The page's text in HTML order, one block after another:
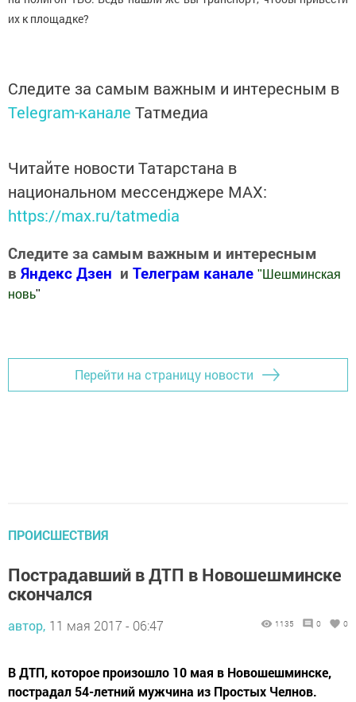
их к площадке?
Следите за самым важным и интересным в
Telegram-канале Татмедиа
Читайте новости Татарстана в
национальном мессенджере MАХ:
https://max.ru/tatmedia
Следите за самым важным и интересным
в Яндекс Дзен и Телеграм канале " Шешминская
новь"
Перейти на страницу новости
ПРОИСШЕСТВИЯ
Пострадавший в ДТП в Новошешминске
скончался
автор, 11 мая 2017 - 06:47 1135 0 0
В ДТП, которое произошло 10 мая в Новошешминске,
пострадал 54-летний мужчина из Простых Челнов.